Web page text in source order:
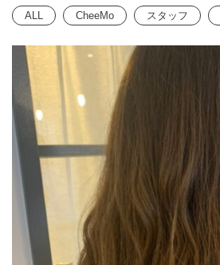
ALL CheeMo スタッフ